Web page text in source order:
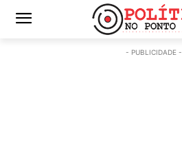
- PUBLICIDADE -